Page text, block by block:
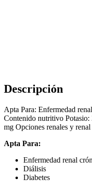
Descripción
Apta Para: Enfermedad
Contenido nutritivo
mg Opciones renales y
Apta Para:
Enfermedad renal
Diálisis
Diabetes